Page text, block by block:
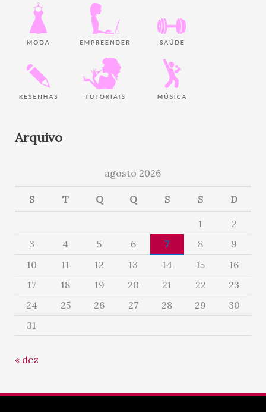
Arquivo
agosto 2026
S T Q Q S S D
1
2
3
4 5 6 7 8
9
10
11 12 13 14 15
16
17
18 19 20 21 22
23
24
25 26 27 28 29
30
31
« dez